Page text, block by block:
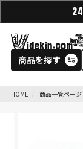
24
商品を探す
HOME 商品一覧ページ